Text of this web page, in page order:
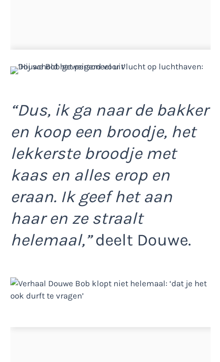
“Dus, ik ga naar de bakker
en koop een broodje, het
lekkerste broodje met
kaas en alles erop en
eraan. Ik geef het aan
haar en ze straalt
helemaal,”deelt Douwe.